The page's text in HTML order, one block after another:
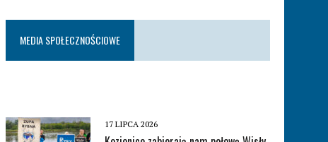
MEDIA SPOŁECZNOŚCIOWE
17 LIPCA 2026